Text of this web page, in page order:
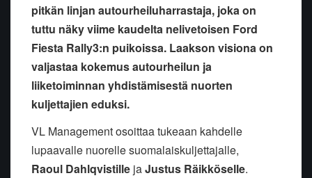
pitkän linjan autourheiluharrastaja, joka on
tuttu näky viime kaudelta nelivetoisen Ford
Fiesta Rally3:n puikoissa. Laakson visiona on
valjastaa kokemus autourheilun ja
liiketoiminnan yhdistämisestä nuorten
kuljettajien eduksi.
VL Management osoittaa tukeaan kahdelle
lupaavalle nuorelle suomalaiskuljettajalle,
Raoul Dahlqvistille jaJustus Räikköselle.